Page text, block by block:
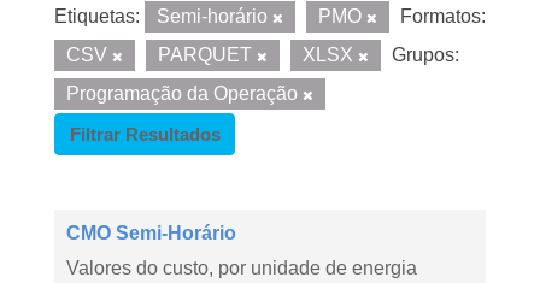
Etiquetas: Semi-horário PMO
Formatos:
CSV
PARQUET XLSX
Grupos:
Programação da Operação
Filtrar Resultados
CMO Semi-Horário
Valores do custo, por unidade de energia